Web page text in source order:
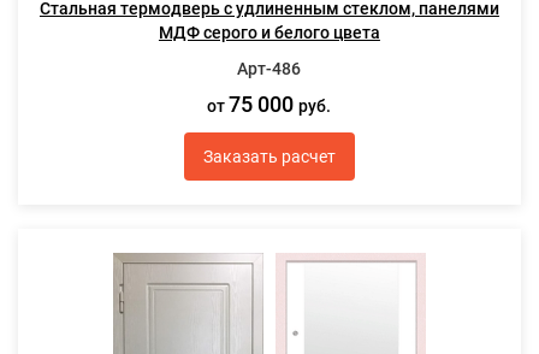
Стальная термодверь с удлиненным стеклом, панелями
МДФ серого и белого цвета
Арт-486
от 75 000руб.
Заказать расчет